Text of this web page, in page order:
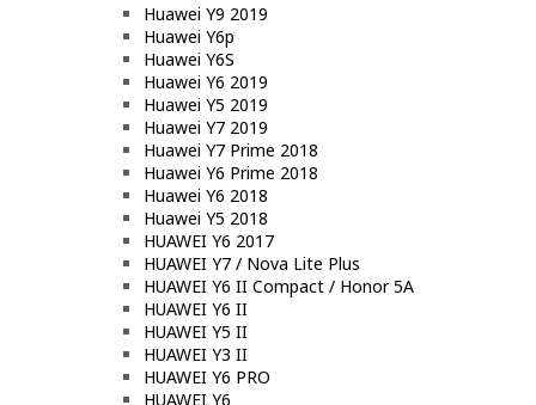
Huawei Y9 2019
Huawei Y6p
Huawei Y6S
Huawei Y6 2019
Huawei Y5 2019
Huawei Y7 2019
Huawei Y7 Prime 2018
Huawei Y6 Prime 2018
Huawei Y6 2018
Huawei Y5 2018
HUAWEI Y6 2017
HUAWEI Y7 / Nova Lite Plus
HUAWEI Y6 II Compact / Honor 5A
HUAWEI Y6 II
HUAWEI Y5 II
HUAWEI Y3 II
HUAWEI Y6 PRO
HUAWEI Y6